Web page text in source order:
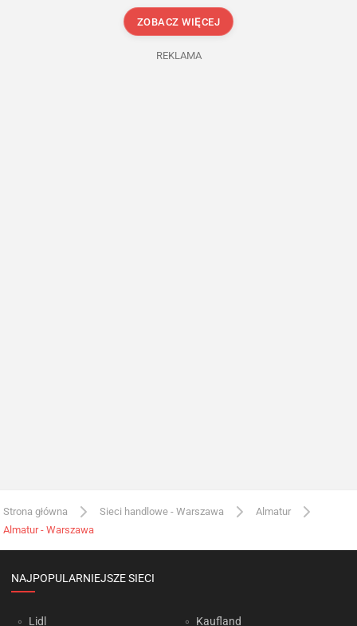
ZOBACZ WIĘCEJ
REKLAMA
Strona główna Sieci handlowe - Warszawa
Almatur
Almatur - Warszawa
NAJPOPULARNIEJSZE SIECI
Lidl Kaufland